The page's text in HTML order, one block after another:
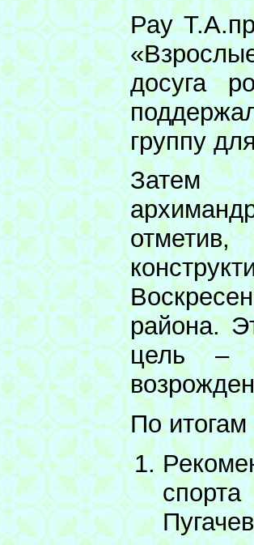
Рау
досуга
группу
Затем
района.
цель –
По